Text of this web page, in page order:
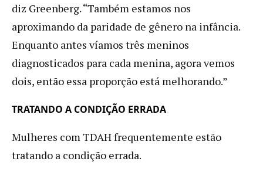
diz Greenberg. “Também estamos nos
aproximando da paridade de gênero na infância.
Enquanto antes víamos três meninos
diagnosticados para cada menina, agora vemos
dois, então essa proporção está melhorando.”
TRATANDO A CONDIÇÃO ERRADA
Mulheres com TDAH frequentemente estão
tratando a condição errada.